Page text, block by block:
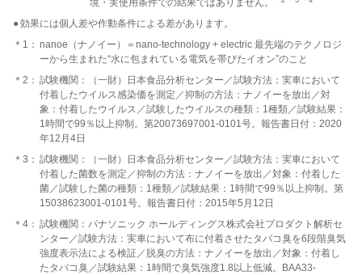
境・実使用条件での結果ではありません。
●効果には個人差や作動条件による差があります。
＊1： nanoe（ナノイー）＝nano-technology + electric 最先端のテクノロジ
ーから生まれた“水に包まれている電気を帯びたイオン”のこと
＊2： 試験機関：（一財）日本食品分析センター／試験方法：実車において
付着したウイルス感染価を測定／抑制の方法：ナノイーを放出／対
象：付着したウイルス／試験したウイルスの種類：1種類／試験結果：
1時間で99％以上抑制。第20073697001-0101号。報告書日付：2020
年12月4日
＊3： 試験機関：（一財）日本食品分析センター／試験方法：実車において
付着した菌数を測定／抑制の方法：ナノイーを放出／対象：付着した
菌／試験した菌の種類：1種類／試験結果：1時間で99％以上抑制。第
15038623001-0101号。報告書日付：2015年5月12日
＊4： 試験機関：パナソニック ホールディングス株式会社プロダクト解析セ
ンター／試験方法：実車において布に付着させたタバコ臭を6段階臭気
強度表示法による検証／脱臭の方法：ナノイーを放出／対象：付着し
たタバコ臭／試験結果：1時間で臭気強度1.8以上低減。BAA33-